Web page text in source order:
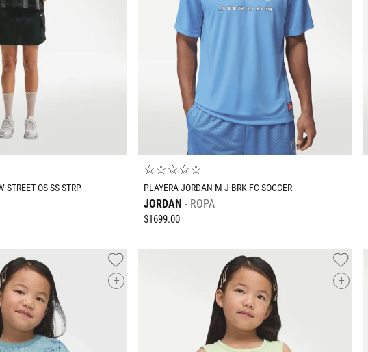
AL CARRITO AGREGAR AL CARRITO
STREET OS SS STRP
☆☆☆☆☆
PLAYERA JORDAN M J BRK FC SOCCER
JORDAN ROPA
$1699.00
+ +